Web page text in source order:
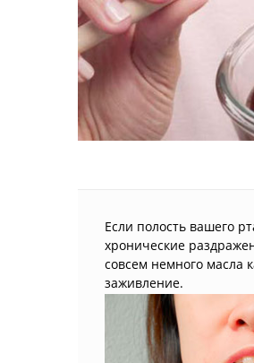
Если полость вашего
хронические
совсем немного масла
заживление.